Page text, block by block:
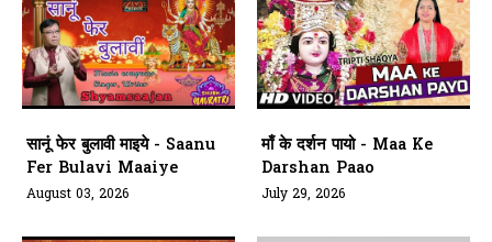
सानूं फेर बुलावी माइये - Saanu
Fer Bulavi Maaiye
August 03, 2026
माँ के दर्शन पायो - Maa Ke
Darshan Paao
July 29, 2026